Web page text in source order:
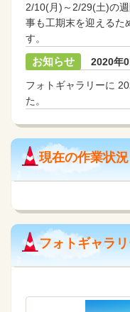
2/10(月)～2/29(土)の
事も工期末を迎えるた
す。
お知らせ 2020年
フォトギャラリーに
た。
お知らせ 2020年
建築工事は無事に工期
工事等を行っています。
2019年 12月下旬の工
お知らせ 2019年04
「工事に関するお問
現在の作業状況
フォトギャラ